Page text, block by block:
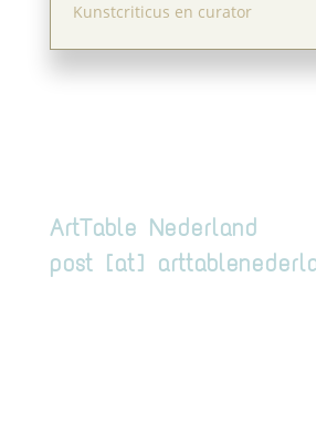
Kunstcriticus en curator
ArtTable Nederland
post [at]